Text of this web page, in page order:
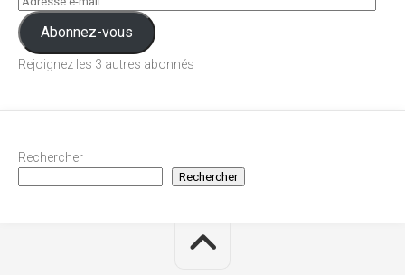
Abonnez-vous
Rejoignez les 3 autres abonnés
Rechercher
Rechercher